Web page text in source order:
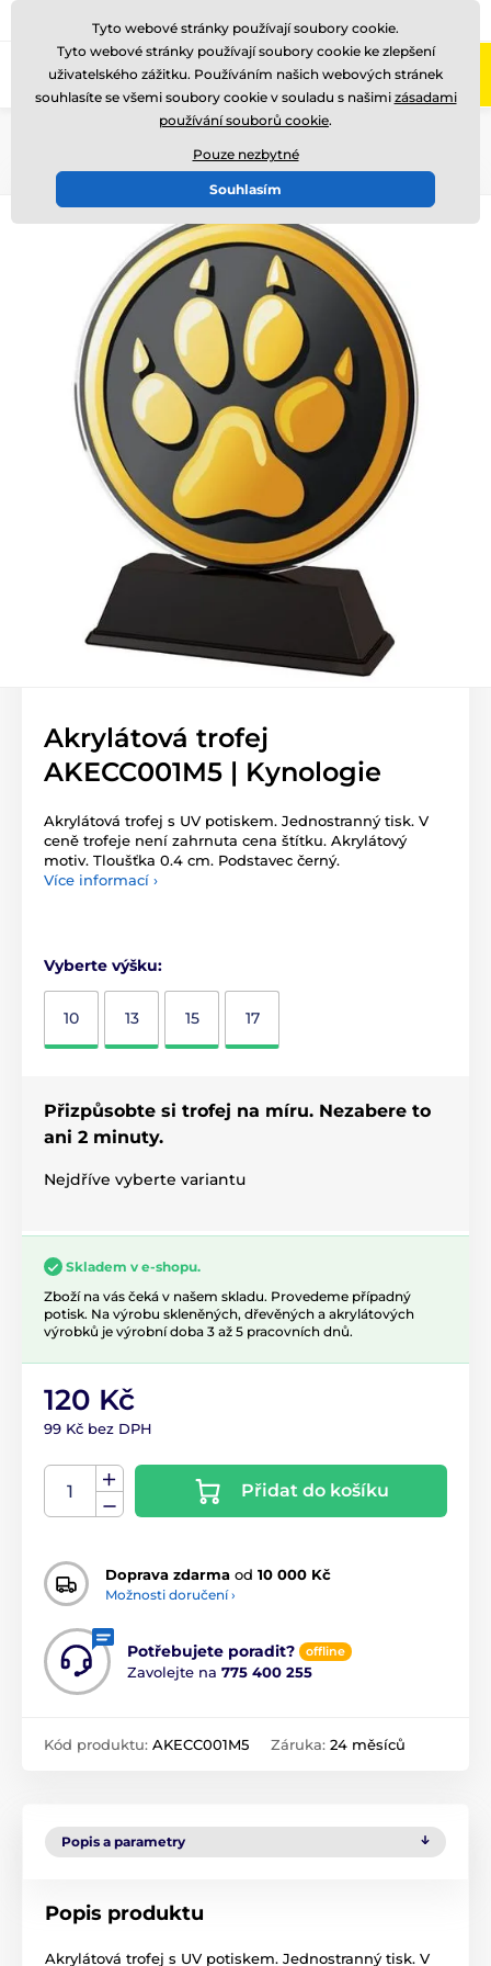
Zavolejte nám (Po-Pá 8-17)
Akrylátová trofej
AKECC001M5 | Kynologie
Akrylátová trofej s UV potiskem. Jednostranný tisk. V
ceně trofeje není zahrnuta cena štítku. Akrylátový
motiv. Tloušťka 0.4 cm. Podstavec černý.
Více informací ›
Vyberte výšku:
10 13 15 17
Přizpůsobte si trofej na míru. Nezabere to
ani 2 minuty.
Nejdříve vyberte variantu
Skladem v e-shopu.
Zboží na vás čeká v našem skladu. Provedeme případný
potisk. Na výrobu skleněných, dřevěných a akrylátových
výrobků je výrobní doba 3 až 5 pracovních dnů.
120 Kč
99 Kč bez DPH
Přidat do košíku
Doprava zdarma od 10 000 Kč
Možnosti doručení ›
Potřebujete poradit? offline
Zavolejte na 775 400 255
Kód produktu: AKECC001M5 Záruka: 24 měsíců
Popis a parametry
Popis produktu
Akrylátová trofej s UV potiskem. Jednostranný tisk. V
Tyto webové stránky používají soubory cookie.
Tyto webové stránky používají soubory cookie ke zlepšení
uživatelského zážitku. Používáním našich webových stránek
souhlasíte se všemi soubory cookie v souladu s našimi zásadami
používání souborů cookie.
Pouze nezbytné
Souhlasím